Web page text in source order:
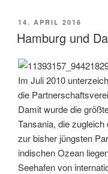
VERÖFFENTLICHT
AM
14. APRIL 2016
Hamburg und
Im Juli 2010
die
Damit wurde die
Tansania, die
zur bisher jüngsten
indischen Ozean
Seehafen von